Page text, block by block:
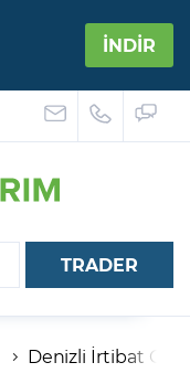
İNDİR
TRADER
Denizli İrtibat Ofisi